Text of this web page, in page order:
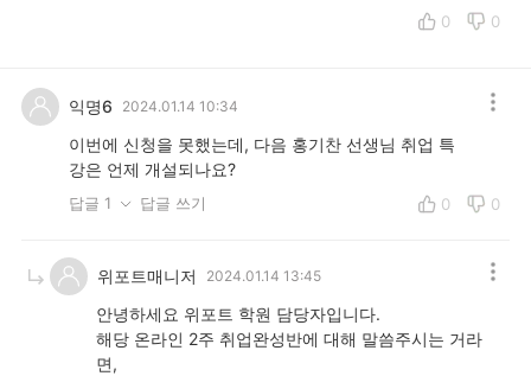
0 0
익명6 2024.01.14 10:34
이번에 신청을 못했는데, 다음 홍기찬 선생님 취업 특
강은 언제 개설되나요?
답글 1 답글 쓰기 0 0
위포트매니저 2024.01.14 13:45
안녕하세요 위포트 학원 담당자입니다.
해당 온라인 2주 취업완성반에 대해 말씀주시는 거라
면,